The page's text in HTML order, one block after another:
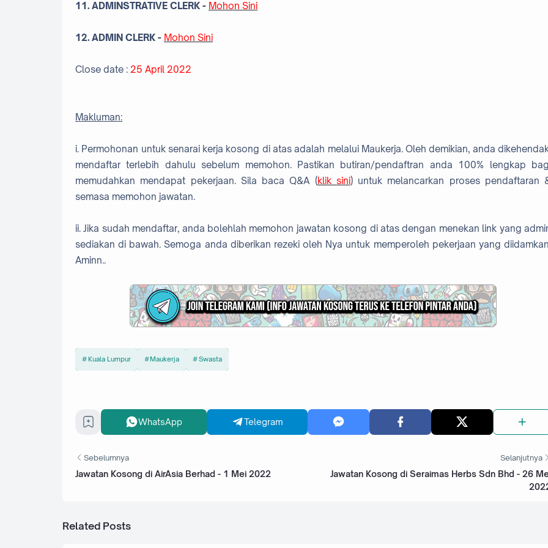
11. ADMINSTRATIVE CLERK - Mohon Sini
12. ADMIN CLERK - Mohon Sini
Close date : 25 April 2022
Makluman:
i. Permohonan untuk senarai kerja kosong di atas adalah melalui Maukerja. Oleh demikian, anda
mendaftar terlebih dahulu sebelum memohon. Pastikan butiran/pendaftran anda 100% lengkap
memudahkan mendapat pekerjaan. Sila baca Q&A (klik sini) untuk melancarkan proses pendaftaran
semasa memohon jawatan.
ii. Jika sudah mendaftar, anda bolehlah memohon jawatan kosong di atas dengan menekan link yang
sediakan di bawah. Semoga anda diberikan rezeki oleh Nya untuk memperoleh pekerjaan yang
Aminn..
Kuala Lumpur Maukerja Swasta
WhatsApp Telegram
Sebelumnya
Jawatan Kosong di AirAsia Berhad - 1 Mei 2022
Selanjutnya
Jawatan Kosong di Seraimas Herbs Sdn Bhd - 26
Related Posts